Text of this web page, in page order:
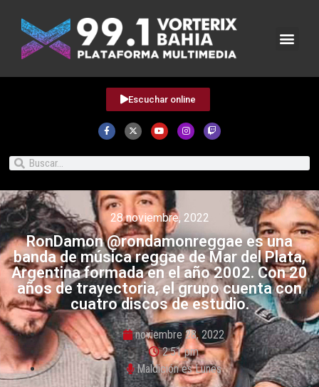
Escuchar online
28 noviembre, 2022
RonDamon @rondamonreggae es una
banda de música reggae de Mar del Plata,
Argentina formada en el año 2002. Con 20
años de trayectoria, el grupo cuenta con
cuatro discos de estudio.
noviembre 28, 2022
2:51 pm
Maldición es Lunes